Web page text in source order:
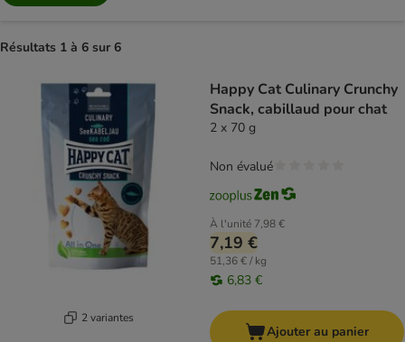
Résultats 1 à 6 sur 6
2 variantes
Happy Cat Culinary Crunchy
Snack, cabillaud pour chat
2 x 70 g
À l'unité 7,98 €
7,19 €
51,36 € / kg
6,83 €
Non évalué
Ajouter au panier